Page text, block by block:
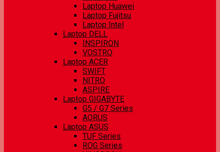
Laptop Huawei
Laptop Fujitsu
Laptop Intel
Laptop DELL
INSPIRON
VOSTRO
Laptop ACER
SWIFT
NITRO
ASPIRE
Laptop GIGABYTE
G5 / G7 Series
AORUS
Laptop ASUS
TUF Series
ROG Series